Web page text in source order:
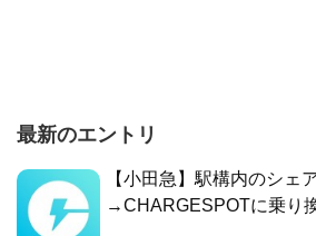
最新のエントリ
【小田急】駅構内のシェ
→CHARGESPOTに乗り